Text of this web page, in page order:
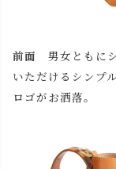
前面 男女ともに
いただけるシンプ
ロゴがお洒落。